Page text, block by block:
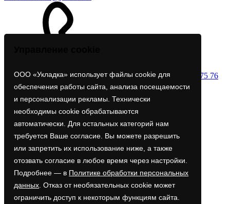
ООО «Укладка» использует файлы cookie для
обеспечения работы сайта, анализа посещаемости
и персонализации рекламы. Технически
необходимы cookie обрабатываются
автоматически. Для остальных категорий нам
требуется Ваше согласие. Вы можете разрешить
или запретить их использование ниже, а также
отозвать согласие в любое время через настройки.
Подробнее — в Политике обработки персональных
данных. Отказ от необязательных cookie может
ограничить доступ к некоторым функциям сайта.
+7 961 675 75 76
UKLADKA
Каталог
Акции
Доставка / оплата
Опт
Контакты